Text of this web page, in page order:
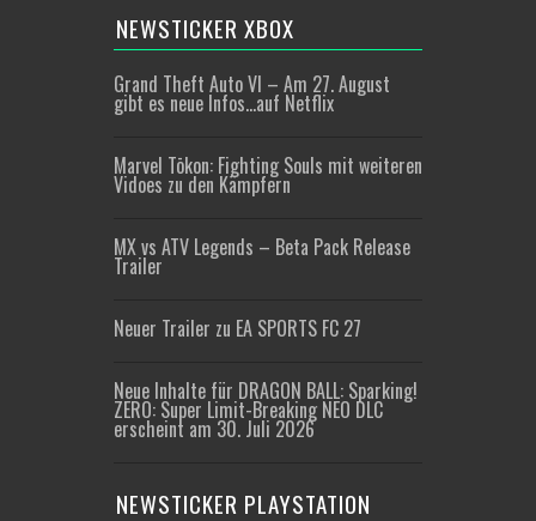
NEWSTICKER XBOX
Grand Theft Auto VI – Am 27. August
gibt es neue Infos…auf Netflix
Marvel Tōkon: Fighting Souls mit weiteren
Vidoes zu den Kämpfern
MX vs ATV Legends – Beta Pack Release
Trailer
Neuer Trailer zu EA SPORTS FC 27
Neue Inhalte für DRAGON BALL: Sparking!
ZERO: Super Limit-Breaking NEO DLC
erscheint am 30. Juli 2026
NEWSTICKER PLAYSTATION